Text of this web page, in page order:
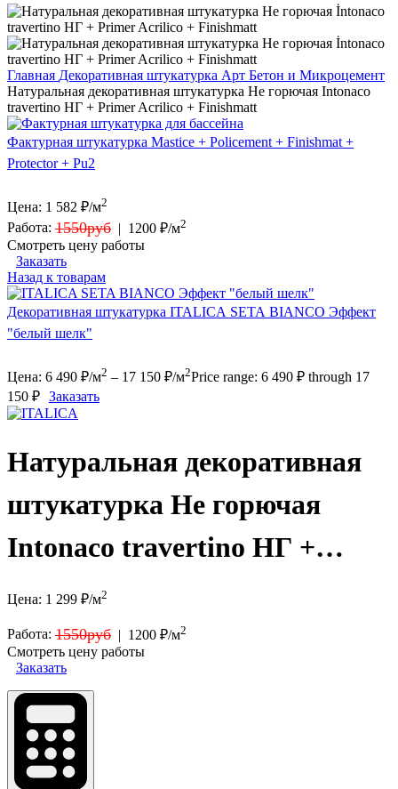
Главная Декоративная штукатурка Арт Бетон и Микроцемент
Натуральная декоративная штукатурка Не горючая Intonaco
travertino НГ + Primer Acrilico + Finishmatt
Фактурная штукатурка Mastice + Policement + Finishmat +
Protector + Pu2
Цена: 1 582 ₽/м2
Работа: 1550руб | 1200 ₽/м2
Смотреть цену работы
Заказать
Назад к товарам
Декоративная штукатурка ITALICA SETA BIANCO Эффект
"белый шелк"
Цена: 6 490 ₽/м2 – 17 150 ₽/м2Price range: 6 490 ₽ through 17
150 ₽ Заказать
Натуральная декоративная
штукатурка Не горючая
Intonaco travertino НГ +
Primer Acrilico + Finishmatt
Цена: 1 299 ₽/м2
Работа: 1550руб | 1200 ₽/м2
Смотреть цену работы
Заказать